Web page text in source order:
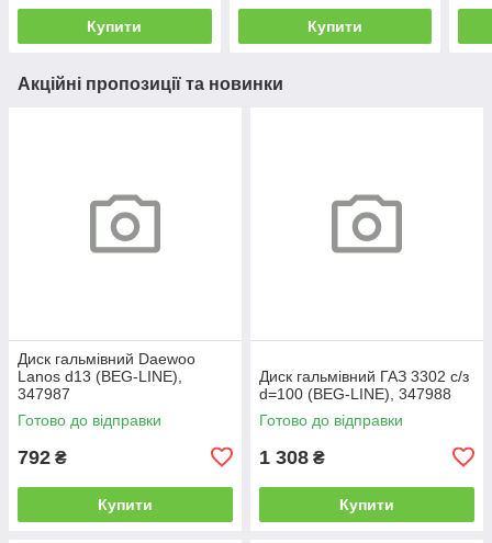
Купити Купити
Акційні пропозиції та новинки
Диск гальмівний Daewoo
Lanos d13 (BEG-LINE),
347987
Готово до відправки
792 ₴
Купити
Диск гальмівний ГАЗ 3302 с/з
d=100 (BEG-LINE), 347988
Готово до відправки
1 308 ₴
Купити